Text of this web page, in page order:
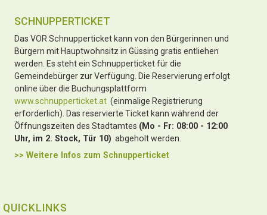
SCHNUPPERTICKET
Das VOR Schnupperticket kann von den Bürgerinnen und
Bürgern mit Hauptwohnsitz in Güssing gratis entliehen
werden. Es steht ein Schnupperticket für die
Gemeindebürger zur Verfügung. Die Reservierung erfolgt
online über die Buchungsplattform
www.schnupperticket.at (einmalige Registrierung
erforderlich). Das reservierte Ticket kann während der
Öffnungszeiten des Stadtamtes (Mo - Fr: 08:00 - 12:00
Uhr, im 2. Stock, Tür 10) abgeholt werden.
>> Weitere Infos zum Schnupperticket
QUICKLINKS